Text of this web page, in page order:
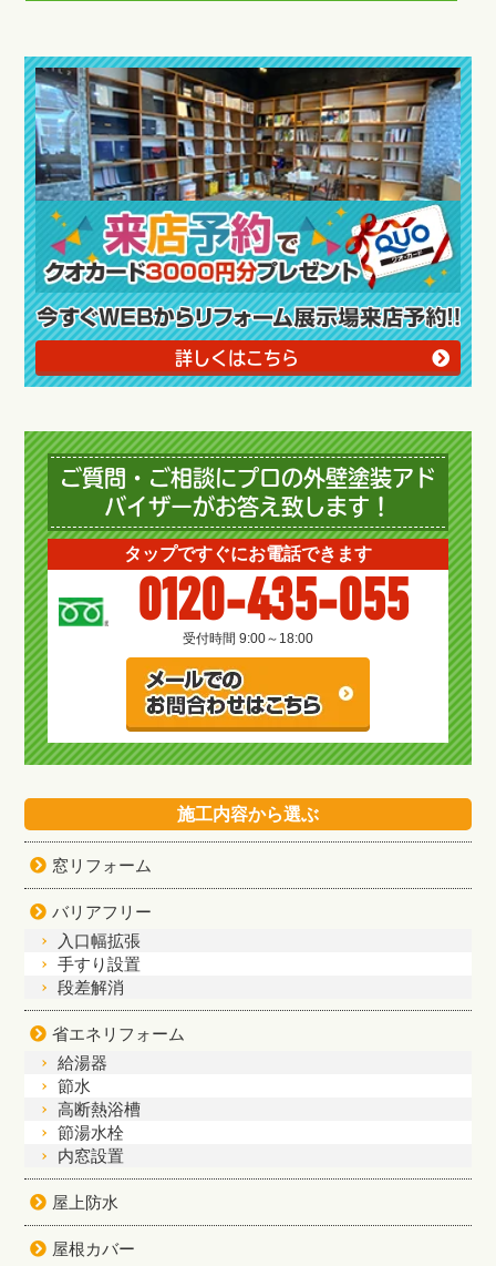
詳しくはこちら
ご質問・ご相談にプロの外壁塗装アド
バイザーがお答え致します！
タップですぐにお電話できます
0120-435-055
受付時間 9:00～18:00
施工内容から選ぶ
窓リフォーム
バリアフリー
入口幅拡張
手すり設置
段差解消
省エネリフォーム
給湯器
節水
高断熱浴槽
節湯水栓
内窓設置
屋上防水
屋根カバー